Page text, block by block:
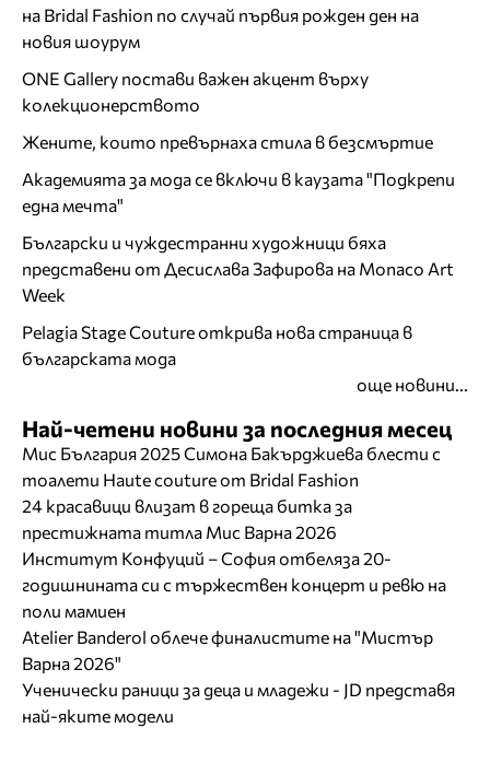
на Bridal Fashion по случай първия рожден ден на
новия шоурум
ONE Gallery постави важен акцент върху
колекционерството
Жените, които превърнаха стила в безсмъртие
Академията за мода се включи в каузата "Подкрепи
една мечта"
Български и чуждестранни художници бяха
представени от Десислава Зафирова на Monaco Art
Week
Pelagia Stage Couture открива нова страница в
българската мода
още новини...
Най-четени новини за последния месец
Мис България 2025 Симона Бакърджиева блести с
тоалети Haute couture от Bridal Fashion
24 красавици влизат в гореща битка за
престижната титла Мис Варна 2026
Институт Конфуций – София отбеляза 20-
годишнината си с тържествен концерт и ревю на
поли мамиен
Atelier Banderol облече финалистите на "Мистър
Варна 2026"
Ученически раници за деца и младежи - JD представя
най-яките модели